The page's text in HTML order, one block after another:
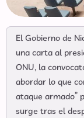
El Gobierno de
una carta al
ONU, la
abordar lo que
ataque armado”
surge tras el